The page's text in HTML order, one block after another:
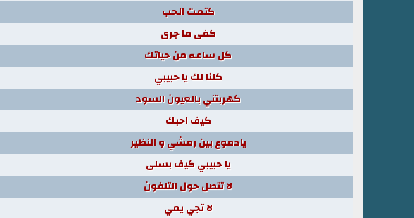
كتمت الحب
كفى ما جرى
كل ساعه من حياتك
كلنا لك يا حبيبي
كهربتني بالعيون السود
كيف احبك
يادموع بين رمشي و النظير
يا حبيبي كيف بسلى
لا تتصل حول التلفون
لا تجي يمي